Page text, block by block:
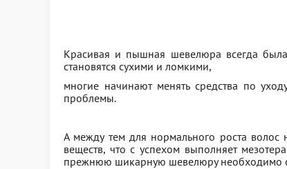
Красивая и пышная шевелюра всегда
становятся сухими и ломкими,
многие начинают менять средства по
проблемы.
А между тем для нормального роста волос
веществ, что с успехом выполняет
прежнюю шикарную шевелюру необходимо